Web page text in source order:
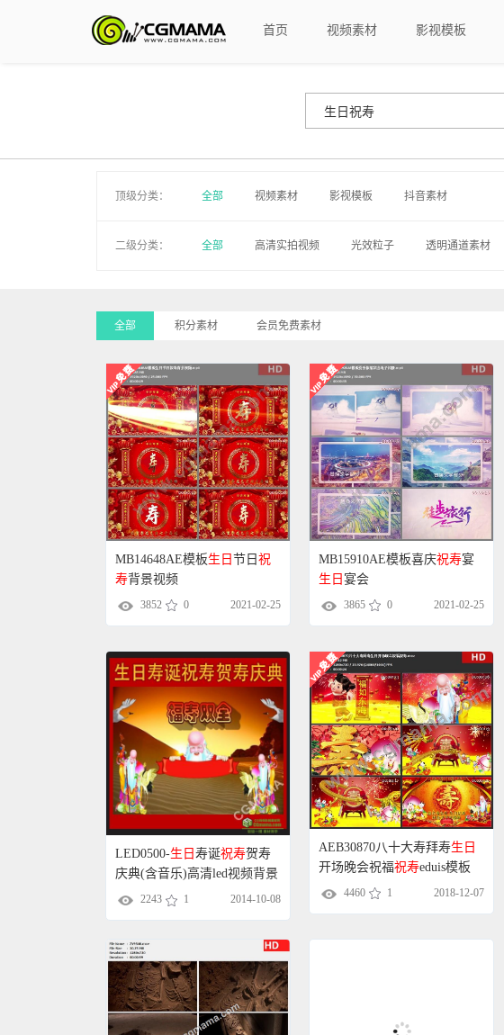
首页 视频素材 影视模板
顶级分类： 全部 视频素材 影视模板 抖音素材
二级分类： 全部 高清实拍视频 光效粒子 透明通道素材
全部
积分素材 会员免费素材
MB14648AE模板生日 节日 祝
寿背景视频
3852 0 2021-02-25
MB15910AE模板喜庆祝寿宴
生日 宴会
3865 0 2021-02-25
LED0500-生日 寿诞祝寿贺寿
庆典(含音乐)高清led视频背景
素材 2243 1 2014-10-08
AEB30870八十大寿拜寿生日
开场晚会祝福祝寿eduis模板
4460 1 2018-12-07